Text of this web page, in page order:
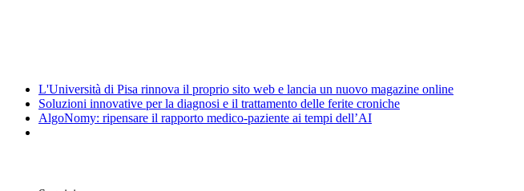
L'Università di Pisa rinnova il proprio sito web e lancia un nuovo magazine online
Soluzioni innovative per la diagnosi e il trattamento delle ferite croniche
AlgoNomy: ripensare il rapporto medico-paziente ai tempi dell’AI